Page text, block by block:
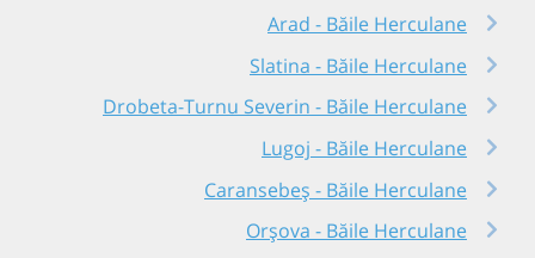
Arad - Băile Herculane
Slatina - Băile Herculane
Drobeta-Turnu Severin - Băile Herculane
Lugoj - Băile Herculane
Caransebeș - Băile Herculane
Orșova - Băile Herculane